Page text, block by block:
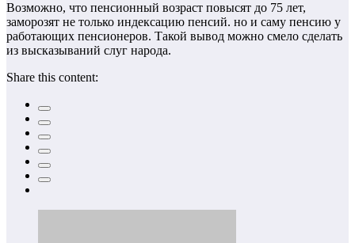
Возможно, что пенсионный возраст повысят до 75 лет,
заморозят не только индексацию пенсий. но и саму пенсию у
работающих пенсионеров. Такой вывод можно смело сделать
из высказываний слуг народа.
Share this content: